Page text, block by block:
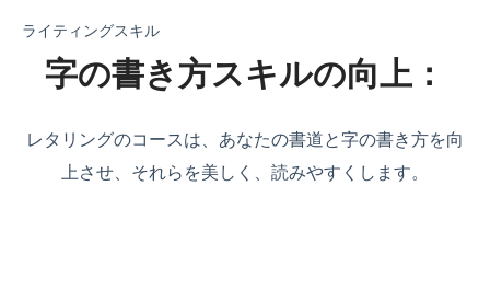
ライティングスキル
字の書き方スキルの向上：
レタリングのコースは、あなたの書道と字の書き方を向
上させ、それらを美しく、読みやすくします。